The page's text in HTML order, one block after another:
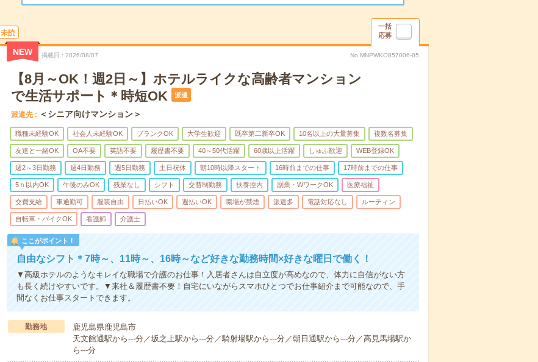
未読
一括
応募
NEW 掲載日 2026/08/07 No.MNPWKO857006-05
【8月～OK！週2日～】ホテルライクな高齢者マンション
で生活サポート＊時短OK
派遣
派遣先 ＜シニア向けマンション＞
職種未経験OK 社会人未経験OK ブランクOK 大学生歓迎 既卒第二新卒OK 10名以上の大量募集 複数名募集
友達と一緒OK OA不要 英語不要 履歴書不要 40～50代活躍 60歳以上活躍 しゅふ歓迎 WEB登録OK
週2～3日勤務 週4日勤務 週5日勤務 土日祝休 朝10時以降スタート 16時前までの仕事 17時前までの仕事
5ｈ以内OK 午後のみOK 残業なし シフト 交替制勤務 扶養控内 副業・WワークOK 医療福祉
交費支給 車通勤可 服装自由 日払いOK 週払いOK 職場が禁煙 派遣多 電話対応なし ルーティン
自転車・バイクOK 看護師 介護士
ここがポイント！
自由なシフト＊7時～、11時～、16時～など好きな勤務時間×好きな曜日で働く！
▼高級ホテルのようなキレイな職場で介護のお仕事！入居者さんは自立度が高めなので、体力に自信がない方
も長く続けやすいです。▼来社＆履歴書不要！自宅にいながらスマホひとつでお仕事紹介まで可能なので、手
間なくお仕事スタートできます。
勤務地
鹿児島県鹿児島市
天文館通駅から---分／坂之上駅から---分／騎射場駅から---分／朝日通駅から---分／高見馬場駅か
ら---分